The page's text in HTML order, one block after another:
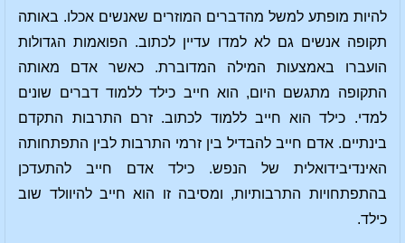
להיות מופתע למשל מהדברים המוזרים שאנשים אכלו. באותה
תקופה אנשים גם לא למדו עדיין לכתוב. הפואמות הגדולות
הועברו באמצעות המילה המדוברת. כאשר אדם מאותה
התקופה מתגשם היום, הוא חייב כילד ללמוד דברים שונים
למדי. כילד הוא חייב ללמוד לכתוב. זרם התרבות התקדם
בינתיים. אדם חייב להבדיל בין זרמי התרבות לבין התפתחותה
האינדיבידואלית של הנפש. כילד אדם חייב להתעדכן
בהתפתחויות התרבותיות, ומסיבה זו הוא חייב להיוולד שוב
כילד.